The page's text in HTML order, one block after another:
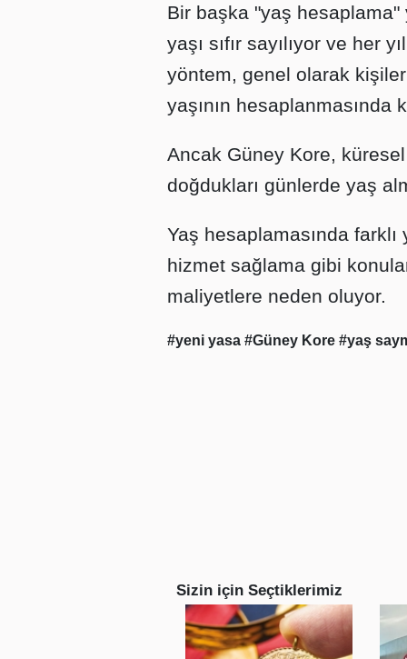
Bir başka "yaş
yaşı sıfır sayılıyor ve her
yöntem, genel olarak
yaşının hesaplanmasında
Ancak Güney Kore,
doğdukları günlerde yaş
Yaş hesaplamasında
hizmet sağlama gibi
maliyetlere neden oluyor.
#yeni yasa #Güney Kore #yaş
Sizin için Seçtiklerimiz